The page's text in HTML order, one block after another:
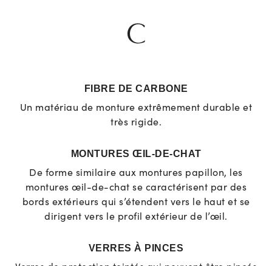
C
FIBRE DE CARBONE
Un matériau de monture extrêmement durable et
très rigide.
MONTURES ŒIL-DE-CHAT
De forme similaire aux montures papillon, les
montures œil-de-chat se caractérisent par des
bords extérieurs qui s’étendent vers le haut et se
dirigent vers le profil extérieur de l’œil.
VERRES À PINCES